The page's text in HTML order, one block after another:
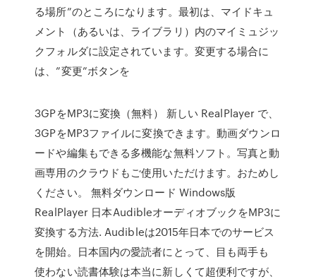
る場所”のところになります。最初は、マイドキュ
メント（あるいは、ライブラリ）内のマイミュジッ
クフォルダに設定されています。変更する場合に
は、”変更”ボタンを
3GPをMP3に変換（無料） 新しい RealPlayer で、
3GPをMP3ファイルに変換できます。動画ダウンロ
ードや編集もできる多機能な無料ソフト。写真と動
画専用のクラウドもご使用いただけます。おためし
ください。 無料ダウンロード Windows版
RealPlayer 日本AudibleオーディオブックをMP3に
変換する方法. Audibleは2015年日本でのサービス
を開始。日本国内の愛読者にとって、目も両手も
使わない読書体験は本当に新しくて超便利ですが、